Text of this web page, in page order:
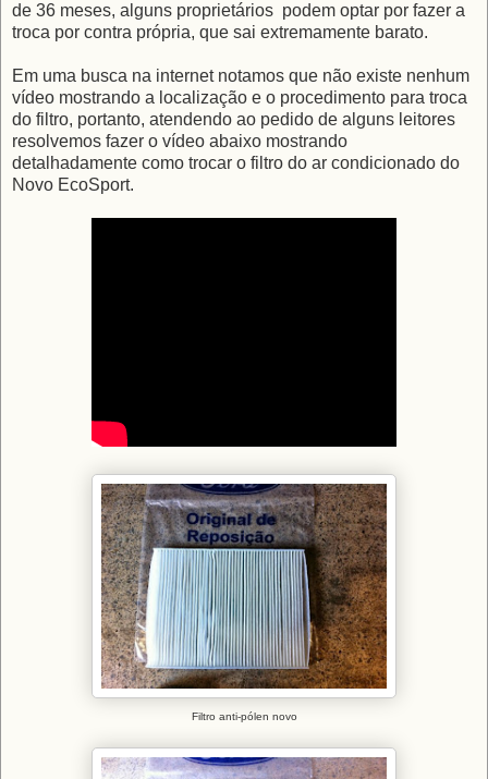
de 36 meses, alguns proprietários podem optar por fazer a
troca por contra própria, que sai extremamente barato.
Em uma busca na internet notamos que não existe nenhum
vídeo mostrando a localização e o procedimento para troca
do filtro, portanto, atendendo ao pedido de alguns leitores
resolvemos fazer o vídeo abaixo mostrando
detalhadamente como trocar o filtro do ar condicionado do
Novo EcoSport.
Filtro anti-pólen novo